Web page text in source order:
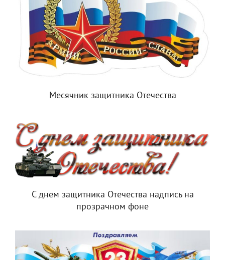
Месячник защитника Отечества
С днем защитника Отечества надпись на
прозрачном фоне